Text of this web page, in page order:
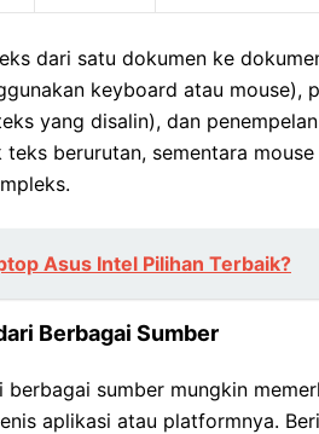
dari satu dokumen ke
keyboard atau mouse),
yang disalin), dan
berurutan, sementara
Asus Intel Pilihan Terbaik?
Berbagai Sumber
berbagai sumber mungkin
aplikasi atau platformnya.